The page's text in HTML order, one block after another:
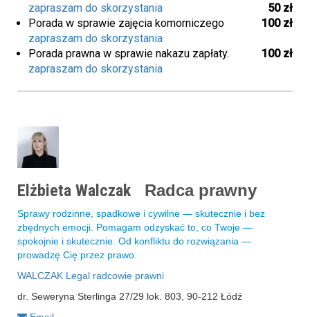
50 zł
zapraszam do skorzystania
Porada w sprawie zajęcia komorniczego
100 zł
zapraszam do skorzystania
Porada prawna w sprawie nakazu zapłaty.
100 zł
zapraszam do skorzystania
Elżbieta Walczak Radca prawny
Sprawy rodzinne, spadkowe i cywilne — skutecznie i bez
zbędnych emocji. Pomagam odzyskać to, co Twoje —
spokojnie i skutecznie. Od konfliktu do rozwiązania —
prowadzę Cię przez prawo.
WALCZAK Legal radcowie prawni
dr. Seweryna Sterlinga 27/29 lok. 803, 90-212 Łódź